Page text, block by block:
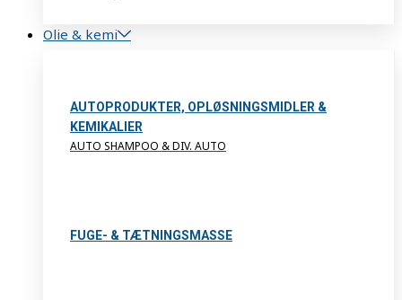
Olie & kemi
AUTOPRODUKTER, OPLØSNINGSMIDLER &
KEMIKALIER
AUTO SHAMPOO & DIV. AUTO
FUGE- & TÆTNINGSMASSE